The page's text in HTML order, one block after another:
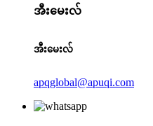
အီးမေးလ်
အီးမေးလ်
apqglobal@apuqi.com